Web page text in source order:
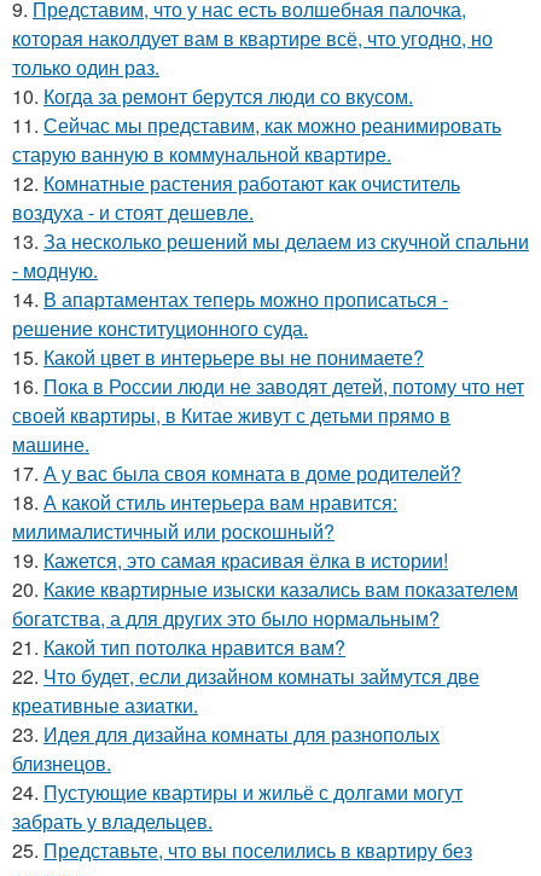
9. Представим, что у нас есть волшебная палочка,
которая наколдует вам в квартире всё, что угодно, но
только один раз.
10. Когда за ремонт берутся люди со вкусом.
11. Сейчас мы представим, как можно реанимировать
старую ванную в коммунальной квартире.
12. Комнатные растения работают как очиститель
воздуха - и стоят дешевле.
13. За несколько решений мы делаем из скучной спальни
- модную.
14. В апартаментах теперь можно прописаться -
решение конституционного суда.
15. Какой цвет в интерьере вы не понимаете?
16. Пока в России люди не заводят детей, потому что нет
своей квартиры, в Китае живут с детьми прямо в
машине.
17. А у вас была своя комната в доме родителей?
18. А какой стиль интерьера вам нравится:
милималистичный или роскошный?
19. Кажется, это самая красивая ёлка в истории!
20. Какие квартирные изыски казались вам показателем
богатства, а для других это было нормальным?
21. Какой тип потолка нравится вам?
22. Что будет, если дизайном комнаты займутся две
креативные азиатки.
23. Идея для дизайна комнаты для разнополых
близнецов.
24. Пустующие квартиры и жильё с долгами могут
забрать у владельцев.
25. Представьте, что вы поселились в квартиру без